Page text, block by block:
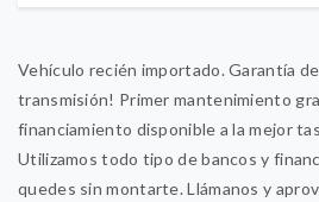
Vehículo recién importado. Garantía
transmisión! Primer mantenimiento
financiamiento disponible a la mejor
Utilizamos todo tipo de bancos y
quedes sin montarte. Llámanos y